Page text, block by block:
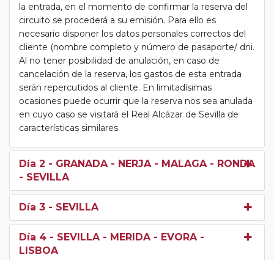
la entrada, en el momento de confirmar la reserva del
circuito se procederá a su emisión. Para ello es
necesario disponer los datos personales correctos del
cliente (nombre completo y número de pasaporte/ dni.
Al no tener posibilidad de anulación, en caso de
cancelación de la reserva, los gastos de esta entrada
serán repercutidos al cliente. En limitadísimas
ocasiones puede ocurrir que la reserva nos sea anulada
en cuyo caso se visitará el Real Alcázar de Sevilla de
características similares.
Día 2 - GRANADA - NERJA - MALAGA - RONDA
- SEVILLA
Día 3 - SEVILLA
Día 4 - SEVILLA - MERIDA - EVORA -
LISBOA